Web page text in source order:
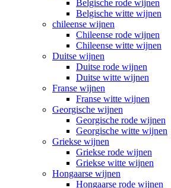
Belgische rode wijnen
Belgische witte wijnen
chileense wijnen
Chileense rode wijnen
Chileense witte wijnen
Duitse wijnen
Duitse rode wijnen
Duitse witte wijnen
Franse wijnen
Franse witte wijnen
Georgische wijnen
Georgische rode wijnen
Georgische witte wijnen
Griekse wijnen
Griekse rode wijnen
Griekse witte wijnen
Hongaarse wijnen
Hongaarse rode wijnen